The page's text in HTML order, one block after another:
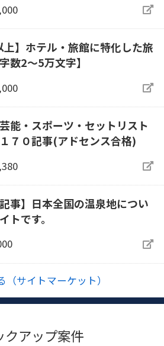
上】ホテル・旅館に特化した旅
数2〜5万文字】
芸能・スポーツ・セットリスト
７０記事(アドセンス合格)
記事】日本全国の温泉地につい
トです。
（サイトマーケット）
クアップ案件